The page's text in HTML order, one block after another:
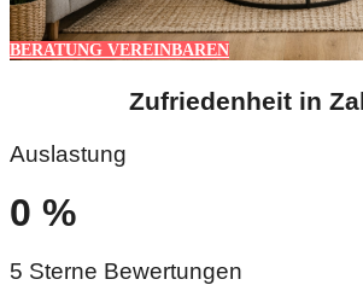
BERATUNG VEREINBAREN
Zufriedenheit in
Auslastung
0 %
5 Sterne Bewertungen